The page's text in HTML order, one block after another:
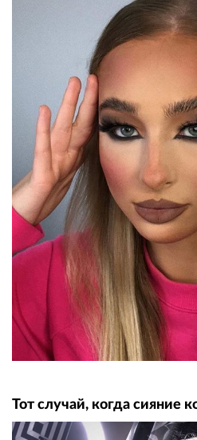
Тот случай, когда сияние